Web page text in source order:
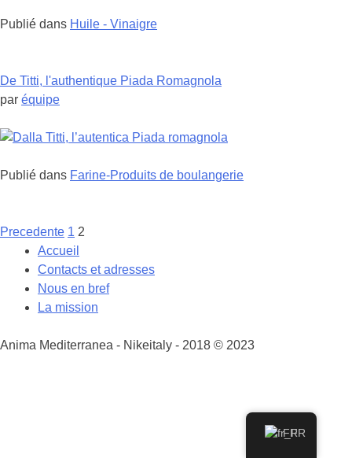
Publié dans Huile - Vinaigre
De Titti, l'authentique Piada Romagnola
par équipe
Publié dans Farine-Produits de boulangerie
Navigazione
Precedente 1 2
Accueil
Contacts et adresses
Nous en bref
La mission
Anima Mediterranea - Nikeitaly - 2018 © 2023
FR